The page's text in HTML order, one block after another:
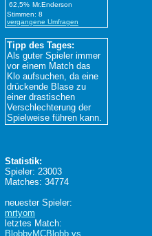
62,5% Mr.Enderson
Stimmen: 8
vergangene Umfragen
Tipp des Tages:
Als guter Spieler immer
vor einem Match das
Klo aufsuchen, da eine
drückende Blase zu
einer drastischen
Verschlechterung der
Spielweise führen kann.
Statistik:
Spieler: 23003
Matches: 34774
neuester Spieler:
mrtyom
letztes Match:
BlobbyMCBlobb vs